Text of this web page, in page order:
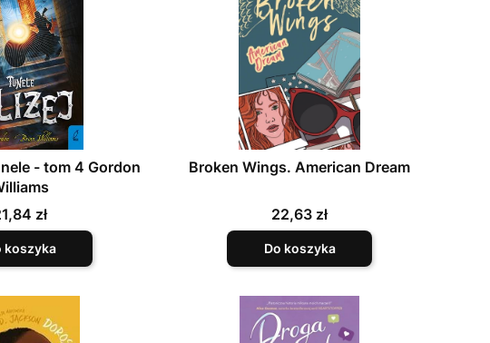
- tom 4 Gordon
zł
koszyka
Broken Wings. American Dream
Cena
22,63 zł
Do koszyka